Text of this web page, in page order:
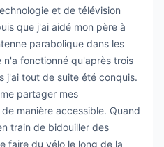
et de télévision
que j'ai aidé mon père à
parabolique dans les
n'a fonctionné qu'après trois
j'ai tout de suite été conquis.
partager mes
manière accessible. Quand
train de bidouiller des
faire du vélo le long de la